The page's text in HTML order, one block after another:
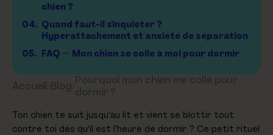
chien ?
04. Quand faut-il s'inquiéter ?
Hyperattachement et anxiété de séparation
05. FAQ — Mon chien se colle à moi pour dormir
Ton chien te suit jusqu'au lit et vient se blottir tout
contre toi dès qu'il est l'heure de dormir ? Ce petit rituel